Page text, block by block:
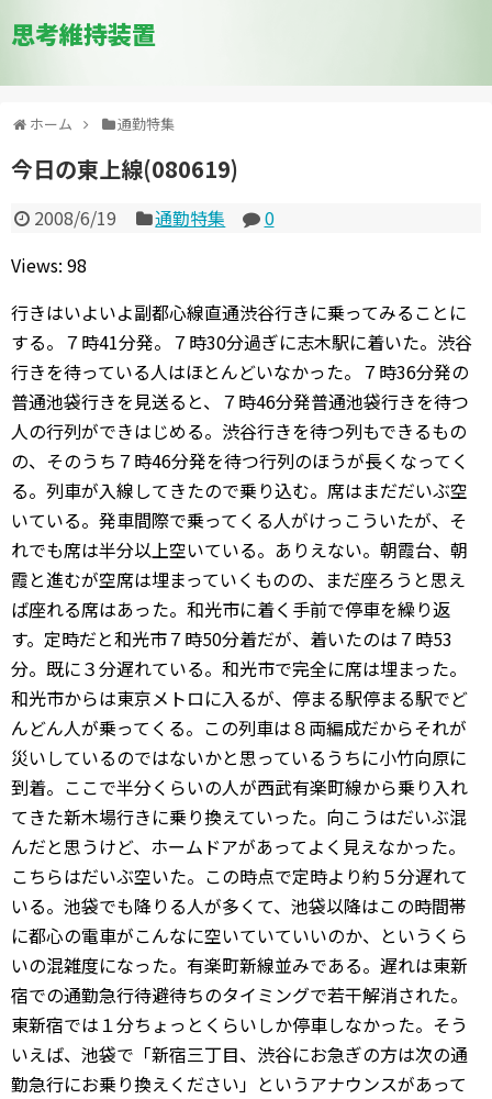
思考維持装置
ホーム 通勤特集
今日の東上線(080619)
2008/6/19 通勤特集
0
Views: 98
行きはいよいよ副都心線直通渋谷行きに乗ってみることに
する。７時41分発。７時30分過ぎに志木駅に着いた。渋谷
行きを待っている人はほとんどいなかった。７時36分発の
普通池袋行きを見送ると、７時46分発普通池袋行きを待つ
人の行列ができはじめる。渋谷行きを待つ列もできるもの
の、そのうち７時46分発を待つ行列のほうが長くなってく
る。列車が入線してきたので乗り込む。席はまだだいぶ空
いている。発車間際で乗ってくる人がけっこういたが、そ
れでも席は半分以上空いている。ありえない。朝霞台、朝
霞と進むが空席は埋まっていくものの、まだ座ろうと思え
ば座れる席はあった。和光市に着く手前で停車を繰り返
す。定時だと和光市７時50分着だが、着いたのは７時53
分。既に３分遅れている。和光市で完全に席は埋まった。
和光市からは東京メトロに入るが、停まる駅停まる駅でど
んどん人が乗ってくる。この列車は８両編成だからそれが
災いしているのではないかと思っているうちに小竹向原に
到着。ここで半分くらいの人が西武有楽町線から乗り入れ
てきた新木場行きに乗り換えていった。向こうはだいぶ混
んだと思うけど、ホームドアがあってよく見えなかった。
こちらはだいぶ空いた。この時点で定時より約５分遅れて
いる。池袋でも降りる人が多くて、池袋以降はこの時間帯
に都心の電車がこんなに空いていていいのか、というくら
いの混雑度になった。有楽町新線並みである。遅れは東新
宿での通勤急行待避待ちのタイミングで若干解消された。
東新宿では１分ちょっとくらいしか停車しなかった。そう
いえば、池袋で「新宿三丁目、渋谷にお急ぎの方は次の通
勤急行にお乗り換えください」というアナウンスがあって